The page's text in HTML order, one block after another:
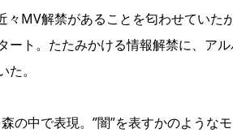
MV解禁があることを匂わせていた
ート。たたみかける情報解禁に、ア
。
の中で表現。”闇”を表すかのような